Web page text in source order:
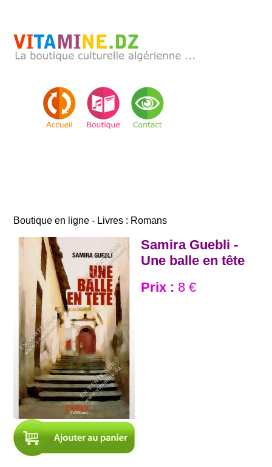
Boutique en ligne - Livres : Romans
Samira Guebli -
Une balle en tête
Prix : 8 €